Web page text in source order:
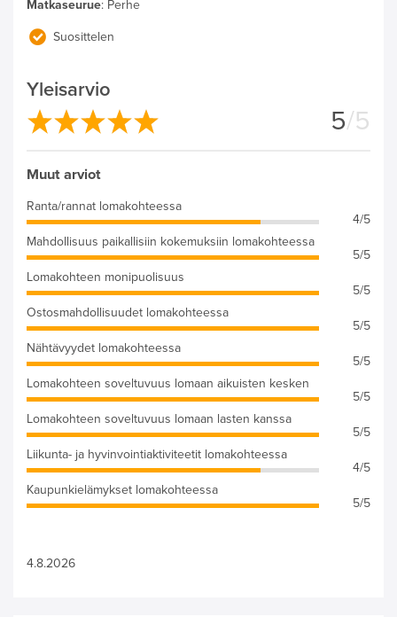
Matkaseurue: Perhe
Suosittelen
Yleisarvio
5/5
Muut arviot
Ranta/rannat lomakohteessa
4/5
Mahdollisuus paikallisiin kokemuksiin lomakohteessa
5/5
Lomakohteen monipuolisuus
5/5
Ostosmahdollisuudet lomakohteessa
5/5
Nähtävyydet lomakohteessa
5/5
Lomakohteen soveltuvuus lomaan aikuisten kesken
5/5
Lomakohteen soveltuvuus lomaan lasten kanssa
5/5
Liikunta- ja hyvinvointiaktiviteetit lomakohteessa
4/5
Kaupunkielämykset lomakohteessa
5/5
4.8.2026